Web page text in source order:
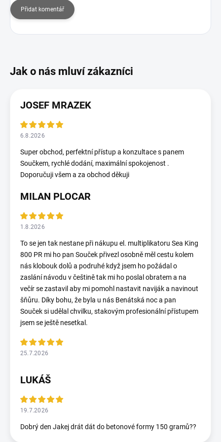
Přidat komentář
JOSEF MRAZEK
6.8.2026
Super obchod, perfektní přístup a konzultace s panem
Součkem, rychlé dodání, maximální spokojenost .
Doporučuji všem a za obchod děkuji
MILAN PLOCAR
1.8.2026
To se jen tak nestane při nákupu el. multiplikatoru Sea King
800 PR mi ho pan Souček přivezl osobně měl cestu kolem
nás klobouk dolů a podruhé když jsem ho požádal o
zaslání návodu v češtině tak mi ho poslal obratem a na
večír se zastavil aby mi pomohl nastavit naviják a navinout
šňůru. Díky bohu, že byla u nás Benátská noc a pan
Souček si udělal chvilku, stakovým profesionální přístupem
jsem se ještě nesetkal.
25.7.2026
LUKÁŠ
19.7.2026
Dobrý den Jakej drát dát do betonové formy 150 gramů??